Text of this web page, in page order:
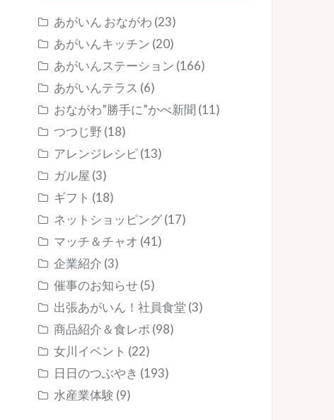
あがいん おながわ (23)
あがいんキッチン (20)
あがいんステーション (166)
あがいんテラス (6)
おながわ”勝手に”かべ新聞 (11)
つつじ野 (18)
アレンジレシピ(13)
ガル屋 (3)
ギフト (18)
ネットショッピング(17)
マッチ＆チャオ (41)
企業紹介 (3)
催事のお知らせ(5)
出張あがいん！社員食堂 (3)
商品紹介＆食レポ (98)
女川イベント (22)
日日のつぶやき (193)
水産業体験 (9)